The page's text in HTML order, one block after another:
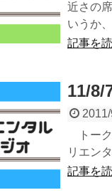
近さの
いうか
記事を
11/8/
トー
リエン
記事を